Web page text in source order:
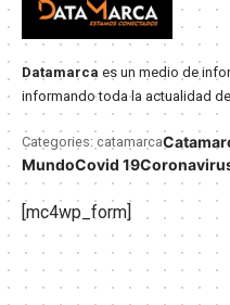
Datamarca es un medio de
informando toda la actualidad
Categories: catamarca
MundoCovid 19
[mc4wp_form]